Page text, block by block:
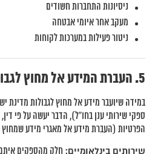
ניסיונות התחברות חשודים
מעקב אחר איומי אבטחה
ניטור פעילות במערכות לקוחות
העברת המידע אל מחוץ
במידה שיועבר מידע אל מחוץ לגבולות
ספקי שירותי ענן בחו”ל), הדבר יעשה על פי
הפרטיות (העברת מידע אל מאגרי מידע שמחוץ
שירותים בינלאומיים: חלק מהספקים איתם